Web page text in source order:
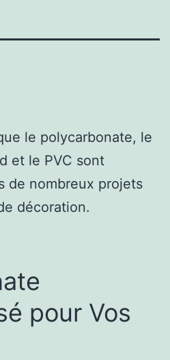
le polycarbonate, le
et le PVC sont
de nombreux projets
décoration.
pour Vos